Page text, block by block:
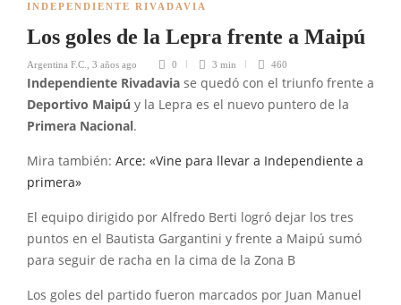
INDEPENDIENTE RIVADAVIA
Los goles de la Lepra frente a Maipú
Argentina F.C. 3 años ago 0 3 min 460
Independiente Rivadavia se quedó con el triunfo frente a
Deportivo Maipú y la Lepra es el nuevo puntero de la
Primera Nacional.
Mira también: Arce: «Vine para llevar a Independiente a
primera»
El equipo dirigido por Alfredo Berti logró dejar los tres
puntos en el Bautista Gargantini y frente a Maipú sumó
para seguir de racha en la cima de la Zona B
Los goles del partido fueron marcados por Juan Manuel